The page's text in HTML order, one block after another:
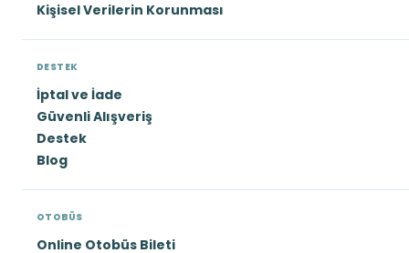
Kişisel Verilerin Korunması
DESTEK
İptal ve İade
Güvenli Alışveriş
Destek
Blog
OTOBÜS
Online Otobüs Bileti